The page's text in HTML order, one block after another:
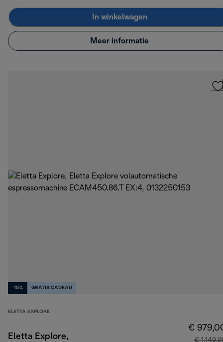
In winkelwagen
Meer informatie
-15% GRATIS CADEAU
ELETTA EXPLORE
Eletta Explore,
€
€